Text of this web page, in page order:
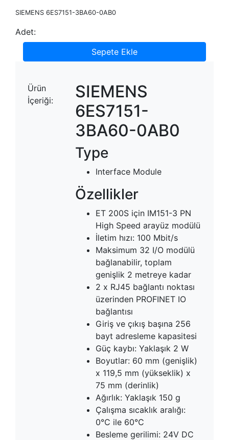
SIEMENS 6ES7151-3BA60-0AB0
Adet:
Sepete Ekle
Ürün
İçeriği:
SIEMENS
6ES7151-
3BA60-0AB0
Type
Interface Module
Özellikler
ET 200S için IM151-3 PN
High Speed arayüz modülü
İletim hızı: 100 Mbit/s
Maksimum 32 I/O modülü
bağlanabilir, toplam
genişlik 2 metreye kadar
2 x RJ45 bağlantı noktası
üzerinden PROFINET IO
bağlantısı
Giriş ve çıkış başına 256
bayt adresleme kapasitesi
Güç kaybı: Yaklaşık 2 W
Boyutlar: 60 mm (genişlik)
x 119,5 mm (yükseklik) x
75 mm (derinlik)
Ağırlık: Yaklaşık 150 g
Çalışma sıcaklık aralığı:
0°C ile 60°C
Besleme gerilimi: 24V DC